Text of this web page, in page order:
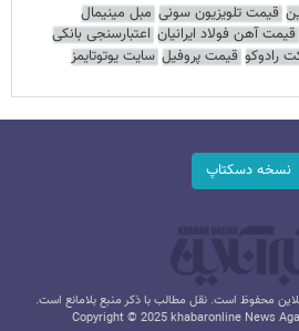
قیمت تلویزیون سونی مبل مینیمال
قیمت آهن فولاد ایرانیان اعتبارسنجی بانکی
رادوکو قیمت پروفیل سایت یوتوتایمز
نسخه دسکتاپ
محفوظ است. نقل مطالب با ذکر منبع بلامانع است.
Copyright © 2025 khabaronline News